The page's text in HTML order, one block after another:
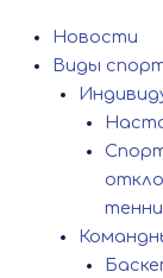
Новости
Виды